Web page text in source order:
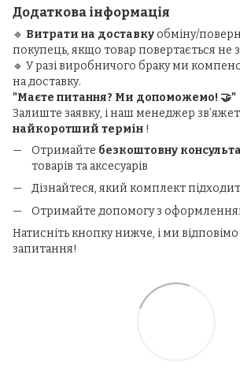
Додаткова інформація
🔹 Витрати на доставкуобміну/
покупець, якщо товар повертається не
🔹 У разі виробничого браку ми
на доставку.
"Маєте питання? Ми допоможемо! 🤝"
Залиште заявку, і наш менеджер
найкоротший термін !
Отримайте безкоштовну
товарів та аксесуарів
Дізнайтеся, який комплект
Отримайте допомогу з
Натисніть кнопку нижче, і ми відповімо
запитання!